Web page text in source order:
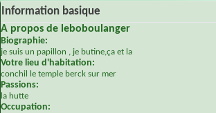
Information basique
A propos de leboboulanger
Biographie:
je suis un papillon , je butine,ça et la
Votre lieu d'habitation:
conchil le temple berck sur mer
Passions:
la hutte
Occupation: